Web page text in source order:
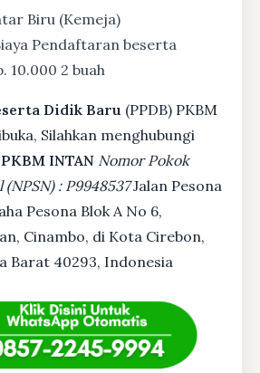
Biru (Kemeja)
Pendaftaran beserta
10.000 2 buah
Didik Baru (PPDB) PKBM
Silahkan menghubungi
PKBM INTAN Nomor Pokok
: P9948537Jalan Pesona
Pesona Blok A No 6,
Cinambo, di Kota Cirebon,
Barat 40293, Indonesia